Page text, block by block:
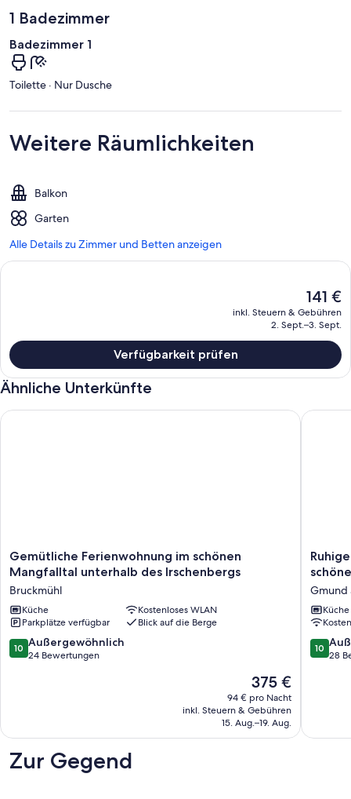
1 Badezimmer
Badezimmer 1
Toilette · Nur Dusche
Weitere Räumlichkeiten
Balkon
Garten
Alle Details zu Zimmer und Betten anzeigen
Der
aktuelle
Preis
141 €
inkl. Steuern & Gebühren
2. Sept.–3. Sept.
Verfügbarkeit prüfen
Ähnliche Unterkünfte
Gemütliche
Ferienwohnung
schönen
Mangfalltal
unterhalb
des
Irschenbergs
Gemütliche Ferienwohnung im schönen
Mangfalltal unterhalb des Irschenbergs
Bruckmühl
Küche
Kostenloses WLAN
Parkplätze verfügbar
Blick auf die Berge
10.0
von
10 Außergewöhnlich
24 Bewertungen
Der
Preis
beträgt
375 €
375 €
94 € pro Nacht
inkl. Steuern & Gebühren
15. Aug.–19. Aug.
Gemütliche Ferienwohnung im schönen Mangfalltal
Ruhige
zentral
am
schönen
von
Gmund
Küche
10.0
von
10
28
Ruhige
Zur Gegend